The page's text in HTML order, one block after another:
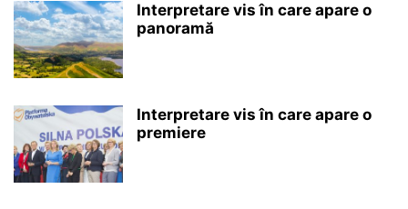
Interpretare vis în care apare o
panoramă
Interpretare vis în care apare o
premiere